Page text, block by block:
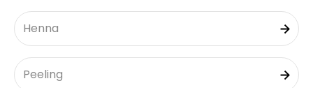
Henna
Peeling